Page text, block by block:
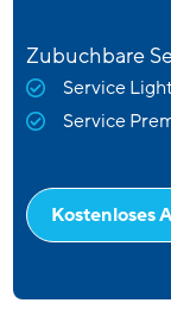
Zubuchbare
Service
Service
Kostenloses